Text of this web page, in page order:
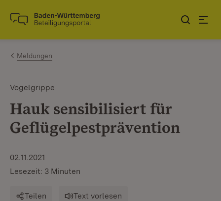
Zum Inhalt springen
Link zur Startseite
Meldungen
Vogelgrippe
Hauk sensibilisiert für
Geflügelpestprävention
02.11.2021
Lesezeit: 3 Minuten
Teilen Text vorlesen